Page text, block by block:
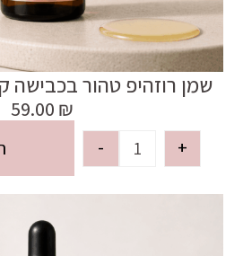
שמן רוזהיפ טהור בכבישה
59.00 ₪
- +